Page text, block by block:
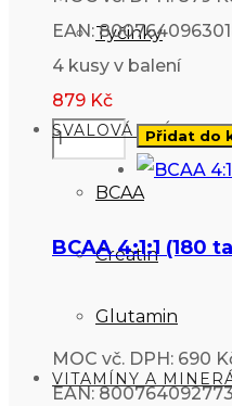
Tyčinky
SVALOVÁ VLÁKNA
BCAA
Creatin
Glutamin
VITAMÍNY A
EAN:
4 kusy v balení
879 Kč
Přidat do
BCAA 4:1:1 (180
MOC vč. DPH: 690
EAN: